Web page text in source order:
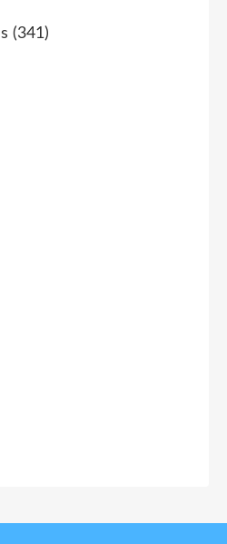
(341)